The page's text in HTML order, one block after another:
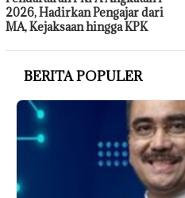
2026, Hadirkan Pengajar dari
MA, Kejaksaan hingga KPK
BERITA POPULER